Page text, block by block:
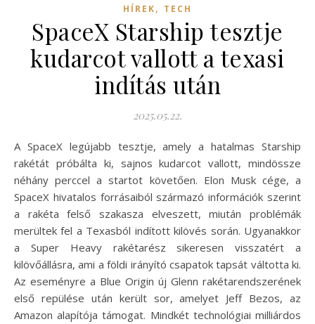
HÍREK, TECH
SpaceX Starship tesztje
kudarcot vallott a texasi
indítás után
2025.05.22.
A SpaceX legújabb tesztje, amely a hatalmas Starship
rakétát próbálta ki, sajnos kudarcot vallott, mindössze
néhány perccel a startot követően. Elon Musk cége, a
SpaceX hivatalos forrásaiból származó információk szerint
a rakéta felső szakasza elveszett, miután problémák
merültek fel a Texasból indított kilövés során. Ugyanakkor
a Super Heavy rakétarész sikeresen visszatért a
kilövőállásra, ami a földi irányító csapatok tapsát váltotta ki.
Az eseményre a Blue Origin új Glenn rakétarendszerének
első repülése után került sor, amelyet Jeff Bezos, az
Amazon alapítója támogat. Mindkét technológiai milliárdos